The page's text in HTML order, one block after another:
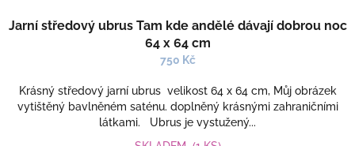
Jarní středový ubrus Tam kde andělé dávají dobrou noc
64 x 64 cm
750 Kč
Krásný středový jarní ubrus velikost 64 x 64 cm, Můj obrázek
vytištěný bavlněném saténu. doplněný krásnými zahraničními
látkami. Ubrus je vystužený...